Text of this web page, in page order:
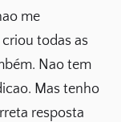
me
todas as
Nao tem
Mas tenho
resposta